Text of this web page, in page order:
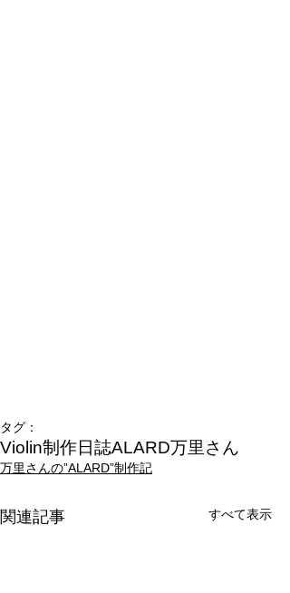
タグ：
Violin制作日誌ALARD万里さん
万里さんの”ALARD”制作記
関連記事 すべて表示